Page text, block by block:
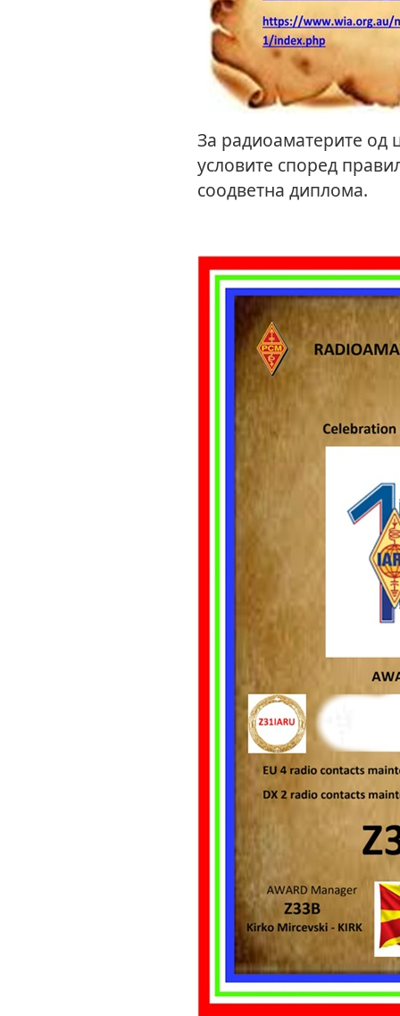
За радиоаматерите од
условите според
соодветна диплома.